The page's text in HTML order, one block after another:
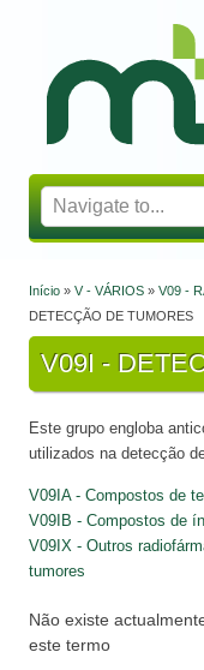
Mapa
Está aqui
Início » V - VÁRIOS » V09 -
DETECÇÃO DE TUMORES
V09I -
Este grupo engloba
utilizados na detecção
V09IA - Compostos de
V09IB - Compostos de
V09IX - Outros
tumores
Não existe
este termo